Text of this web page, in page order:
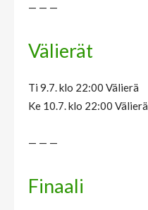
— — —
Välierät
Ti 9.7. klo 22:00 Välierä
Ke 10.7. klo 22:00 Välierä
— — —
Finaali